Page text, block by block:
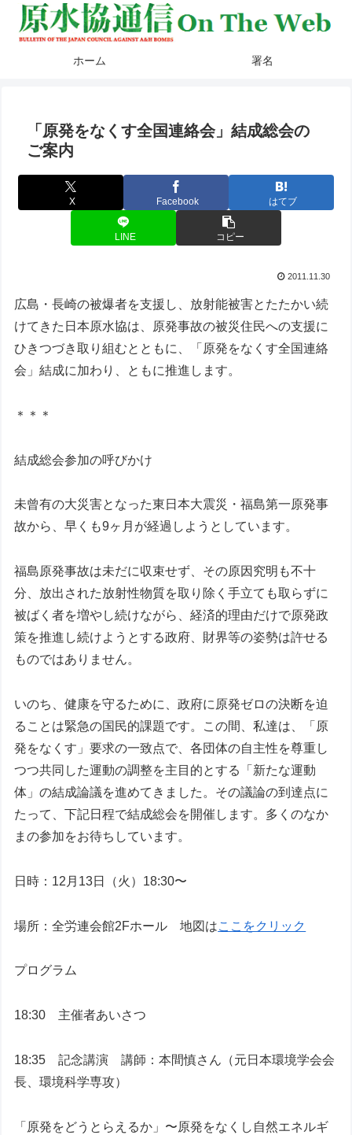
ホーム 署名
「原発をなくす全国連絡会」結成総会の
ご案内
X Facebook はてブ
LINE コピー
2011.11.30
広島・長崎の被爆者を支援し、放射能被害とたたかい続
けてきた日本原水協は、原発事故の被災住民への支援に
ひきつづき取り組むとともに、「原発をなくす全国連絡
会」結成に加わり、ともに推進します。
＊＊＊
結成総会参加の呼びかけ
未曾有の大災害となった東日本大震災・福島第一原発事
故から、早くも9ヶ月が経過しようとしています。
福島原発事故は未だに収束せず、その原因究明も不十
分、放出された放射性物質を取り除く手立ても取らずに
被ばく者を増やし続けながら、経済的理由だけで原発政
策を推進し続けようとする政府、財界等の姿勢は許せる
ものではありません。
いのち、健康を守るために、政府に原発ゼロの決断を迫
ることは緊急の国民的課題です。この間、私達は、「原
発をなくす」要求の一致点で、各団体の自主性を尊重し
つつ共同した運動の調整を主目的とする「新たな運動
体」の結成論議を進めてきました。その議論の到達点に
たって、下記日程で結成総会を開催します。多くのなか
まの参加をお待ちしています。
日時：12月13日（火）18:30〜
場所：全労連会館2Fホール 地図はここをクリック
プログラム
18:30 主催者あいさつ
18:35 記念講演 講師：本間慎さん（元日本環境学会会
長、環境科学専攻）
「原発をどうとらえるか」〜原発をなくし自然エネルギ